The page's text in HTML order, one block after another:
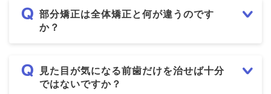
部分矯正は全体矯正と何が違うのです
か？
見た目が気になる前歯だけを治せば十分
ではないですか？